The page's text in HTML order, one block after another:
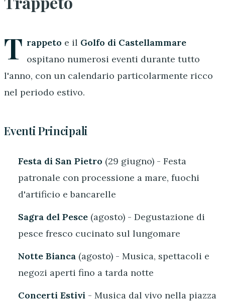
T rappeto e il Golfo di Castellammare
ospitano numerosi eventi durante tutto
l'anno, con un calendario particolarmente ricco
nel periodo estivo.
Eventi Principali
Festa di San Pietro (29 giugno) - Festa
patronale con processione a mare, fuochi
d'artificio e bancarelle
Sagra del Pesce (agosto) - Degustazione di
pesce fresco cucinato sul lungomare
Notte Bianca (agosto) - Musica, spettacoli e
negozi aperti fino a tarda notte
Concerti Estivi - Musica dal vivo nella piazza